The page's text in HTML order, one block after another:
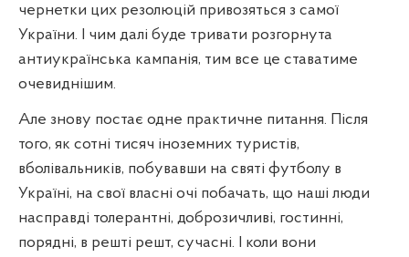
чернетки цих резолюцій привозяться з самої
України. І чим далі буде тривати розгорнута
антиукраїнська кампанія, тим все це ставатиме
очевиднішим.
Але знову постає одне практичне питання. Після
того, як сотні тисяч іноземних туристів,
вболівальників, побувавши на святі футболу в
Україні, на свої власні очі побачать, що наші люди
насправді толерантні, доброзичливі, гостинні,
порядні, в решті решт, сучасні. І коли вони